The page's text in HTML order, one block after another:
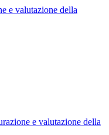
e valutazione della
e valutazione della